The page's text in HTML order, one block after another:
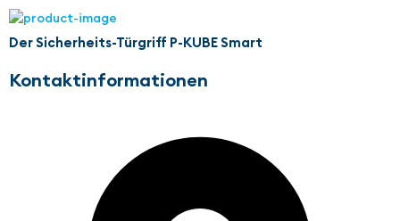
Der Sicherheits-Türgriff P-KUBE Smart
Kontaktinformationen